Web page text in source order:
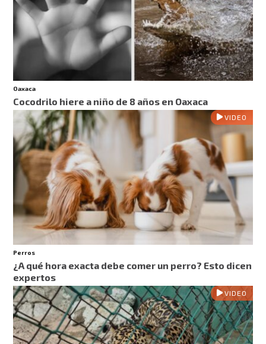
Oaxaca
Cocodrilo hiere a niño de 8 años en Oaxaca
VIDEO
Perros
¿A qué hora exacta debe comer un perro? Esto dicen
expertos
VIDEO